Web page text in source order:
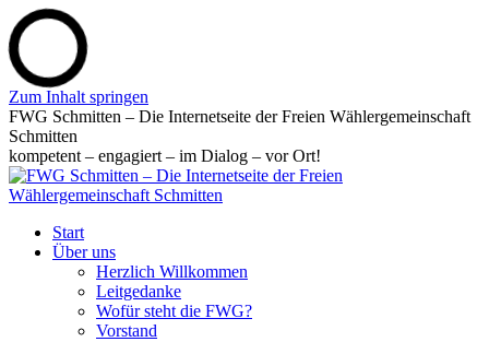
Zum Inhalt springen
FWG Schmitten – Die Internetseite der Freien Wählergemeinschaft
Schmitten
kompetent – engagiert – im Dialog – vor Ort!
Start
Über uns
Herzlich Willkommen
Leitgedanke
Wofür steht die FWG?
Vorstand